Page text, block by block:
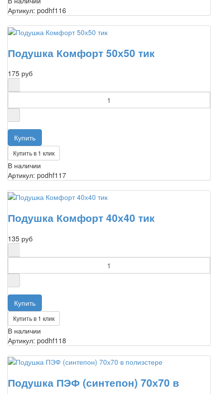
Артикул: podhf116
Подушка Комфорт 50х50 тик
175 руб
Купить в 1 клик
В наличии
Артикул: podhf117
Подушка Комфорт 40х40 тик
135 руб
Купить в 1 клик
В наличии
Артикул: podhf118
Подушка ПЭФ (синтепон) 70х70 в